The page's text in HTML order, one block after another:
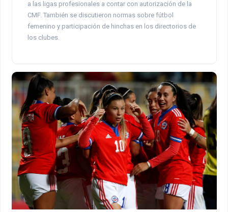
a las ligas profesionales a contar con autorización de la
CMF. También se discutieron normas sobre fútbol
femenino y participación de hinchas en los directorios de
los clubes.